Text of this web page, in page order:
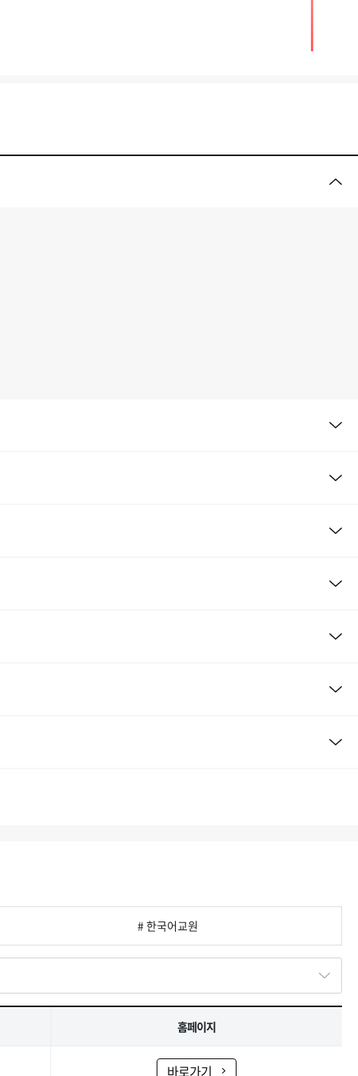
# 한국어교원
홈페이지
바로가기